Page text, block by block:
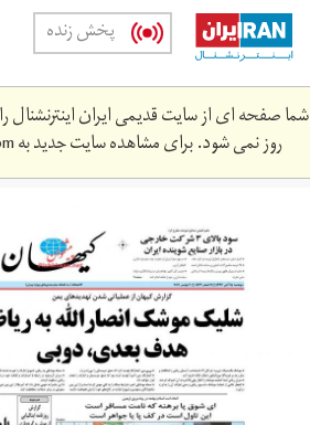
Skip
main
content
پخش زنده
شما صفحه ای از سایت قدیمی ایران اینترنشنال
روز نمی شود. برای مشاهده سایت جدید به
kayhannews.jpg